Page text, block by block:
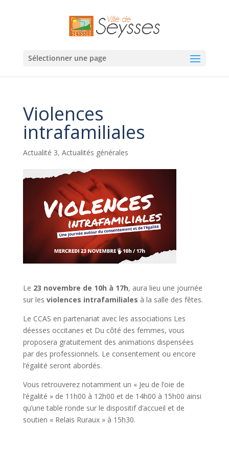
Sélectionner une page
Violences
intrafamiliales
Actualité 3, Actualités générales
Le 23 novembre de 10h à 17h, aura lieu une journée
sur les violences intrafamiliales à la salle des fêtes.
Le CCAS en partenariat avec les associations Les
déesses occitanes et Du côté des femmes, vous
proposera gratuitement des animations dispensées
par des professionnels. Le consentement ou encore
l’égalité seront abordés.
Vous retrouverez notamment un « Jeu de l’oie de
l’égalité » de 11h00 à 12h00 et de 14h00 à 15h00 ainsi
qu’une table ronde sur le dispositif d’accueil et de
soutien « Relais Ruraux » à 15h30.